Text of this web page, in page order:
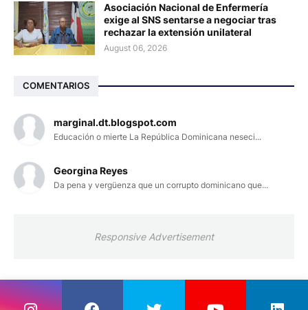
Asociación Nacional de Enfermería
exige al SNS sentarse a negociar tras
rechazar la extensión unilateral
August 06, 2026
COMENTARIOS
marginal.dt.blogspot.com
Educación o mierte La República Dominicana neseci...
Georgina Reyes
Da pena y vergüenza que un corrupto dominicano que...
Responsive Advertisement